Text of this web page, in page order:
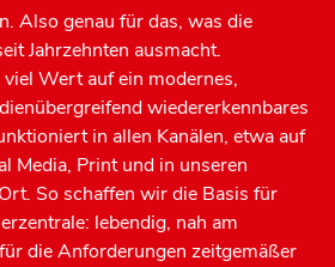
Also genau für das, was die
Jahrzehnten ausmacht.
Wert auf ein modernes,
wiedererkennbares
in allen Kanälen, etwa auf
Media, Print und in unseren
So schaffen wir die Basis für
lebendig, nah am
die Anforderungen zeitgemäßer